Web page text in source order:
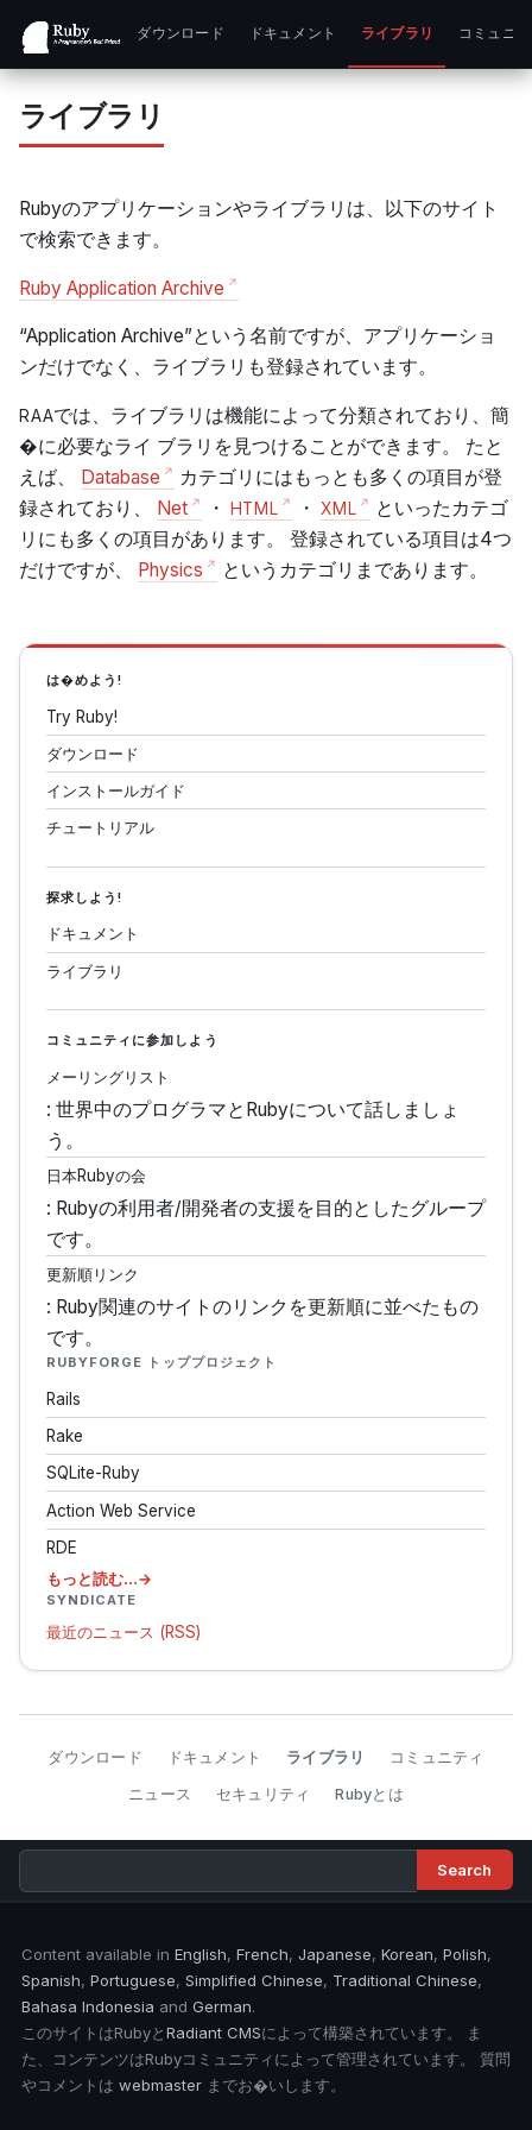
ダウンロード ドキュメント ライブラリ コミュニ
ライブラリ
Rubyのアプリケーションやライブラリは、以下のサイト
で検索できます。
Ruby Application Archive
“Application Archive”という名前ですが、アプリケーショ
ンだけでなく、ライブラリも登録されています。
RAAでは、ライブラリは機能によって分類されており、簡
�に必要なライ ブラリを見つけることができます。 たと
えば、 Database
カテゴリにはもっとも多くの項目が登
録されており、 Net ・ HTML ・XML
といったカテゴ
リにも多くの項目があります。 登録されている項目は4つ
だけですが、 Physics というカテゴリまであります。
は�めよう!
Try Ruby!
ダウンロード
インストールガイド
チュートリアル
探求しよう!
ドキュメント
ライブラリ
コミュニティに参加しよう
メーリングリスト
: 世界中のプログラマとRubyについて話しましょ
う。
日本Rubyの会
: Rubyの利用者/開発者の支援を目的としたグループ
です。
更新順リンク
: Ruby関連のサイトのリンクを更新順に並べたもの
です。
RUBYFORGE トッププロジェクト
Rails
Rake
SQLite-Ruby
Action Web Service
RDE
もっと読む…
SYNDICATE
最近のニュース (RSS)
ダウンロード ドキュメント ライブラリ コミュニティ
ニュース セキュリティ Rubyとは
Content available in English, French, Japanese, Korean, Polish,
Spanish, Portuguese, Simplified Chinese, Traditional Chinese,
Bahasa Indonesia and German.
このサイトはRubyとRadiant CMSによって構築されています。 ま
た、コンテンツはRubyコミュニティによって管理されています。 質問
やコメントは webmasterまでお�いします。